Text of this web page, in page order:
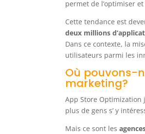
permet de l’optimiser
Cette tendance est
deux millions
Dans ce contexte, la
utilisateurs parmi les
Où pouvons-
marketing?
App Store Optimization
plus de gens s’ y
Mais ce sont les